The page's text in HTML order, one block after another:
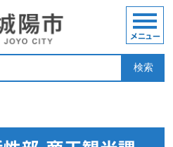
検索
メニュー